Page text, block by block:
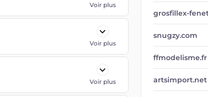
Voir plus
Voir plus
Voir plus
grosfillex-
snugzy.com
ffmodelisme.fr
artsimport.net